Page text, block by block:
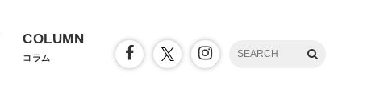
COLUMN
コラム